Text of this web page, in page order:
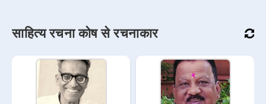
साहित्य रचना कोष से रचनाकार